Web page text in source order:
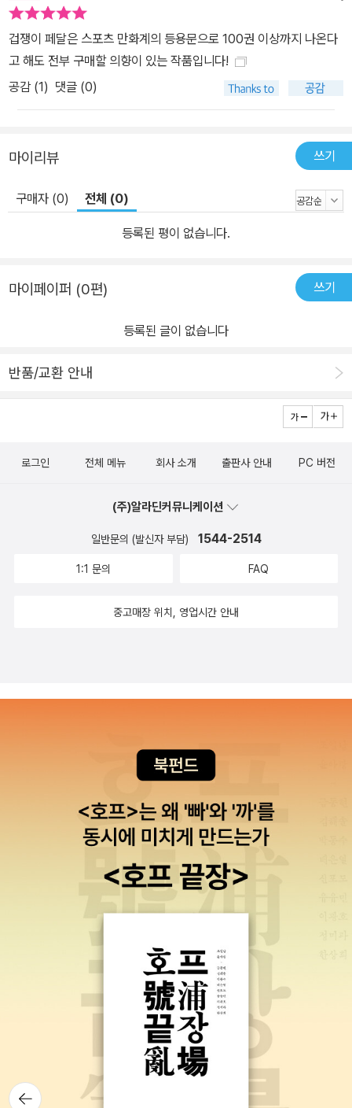
겁쟁이 페달은 스포츠 만화계의 등용문으로 100권 이상까지 나온다
고 해도 전부 구매할 의향이 있는 작품입니다!
공감 (1) 댓글 (0)
마이리뷰 쓰기
구매자 (0) 전체 (0)
등록된 평이 없습니다.
마이페이퍼 (0편) 쓰기
등록된 글이 없습니다
반품/교환 안내
뒤로가
기
로그인 전체 메뉴 회사 소개 출판사 안내 PC 버전
(주)알라딘커뮤니케이션
일반문의 (발신자 부담) 1544-2514
1:1 문의 FAQ
중고매장 위치, 영업시간 안내